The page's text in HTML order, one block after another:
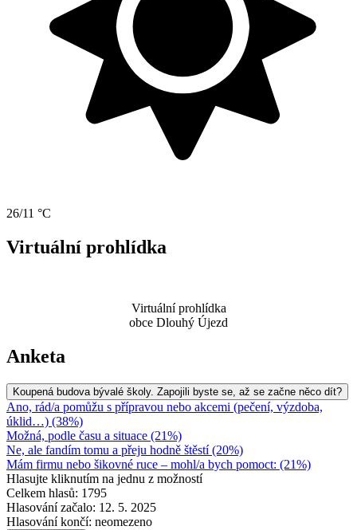
26/11 °C
Virtuální prohlídka
Virtuální prohlídka
obce Dlouhý Újezd
Anketa
Koupená budova bývalé školy. Zapojili byste se, až se začne něco dít?
Ano, rád/a pomůžu s přípravou nebo akcemi (pečení, výzdoba,
úklid…) (38%)
Možná, podle času a situace (21%)
Ne, ale fandím tomu a přeju hodně štěstí (20%)
Mám firmu nebo šikovné ruce – mohl/a bych pomoct: (21%)
Hlasujte kliknutím na jednu z možností
Celkem hlasů: 1795
Hlasování začalo: 12. 5. 2025
Hlasování končí: neomezeno